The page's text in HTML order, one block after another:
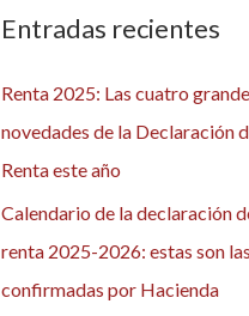
a
p
o
r
:
Entradas recientes
Renta 2025: Las cuatro
novedades de la Declaración
Renta este año
Calendario de la declaración
renta 2025-2026: estas son
confirmadas por Hacienda